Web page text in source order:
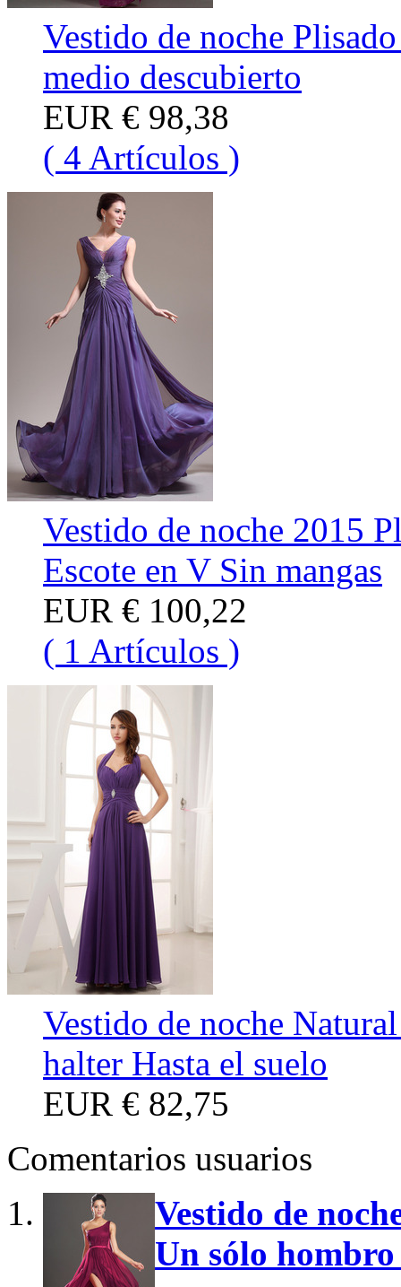
Vestido de noche
medio descubierto
EUR € 98,38
( 4 Artículos )
Vestido de noche 2015
Escote en V Sin mangas
EUR € 100,22
( 1 Artículos )
Vestido de noche
halter Hasta el suelo
EUR € 82,75
Comentarios usuarios
Vestido de
Un sólo